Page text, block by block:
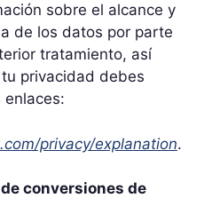
sobre el alcance y
de los datos por parte
tratamiento, así
privacidad debes
enlaces:
privacy/explanation.
conversiones de